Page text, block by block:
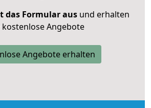
das Formular ausund erhalten
kostenlose Angebote
Angebote erhalten